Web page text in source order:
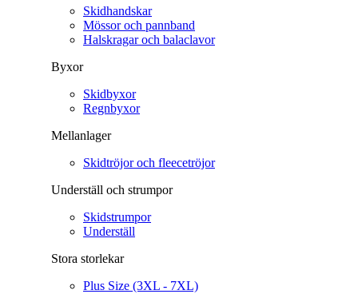
Skidhandskar
Mössor och pannband
Halskragar och balaclavor
Byxor
Skidbyxor
Regnbyxor
Mellanlager
Skidtröjor och fleecetröjor
Underställ och strumpor
Skidstrumpor
Underställ
Stora storlekar
Plus Size (3XL - 7XL)